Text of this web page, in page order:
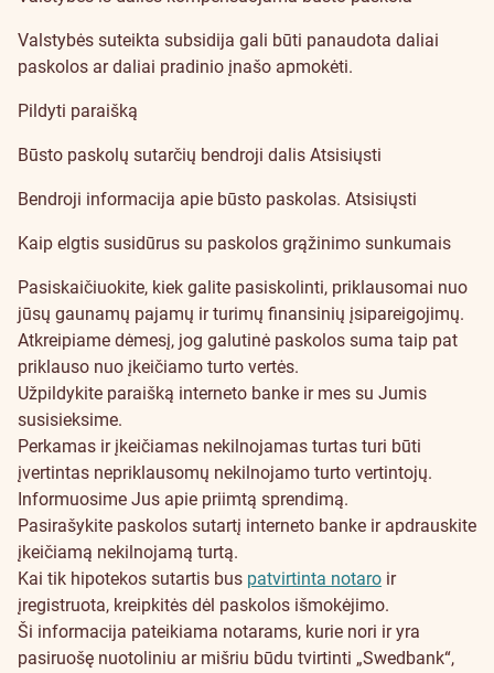
Valstybės suteikta subsidija gali būti panaudota daliai
paskolos ar daliai pradinio įnašo apmokėti.
Pildyti paraišką
Būsto paskolų sutarčių bendroji dalis Atsisiųsti
Bendroji informacija apie būsto paskolas. Atsisiųsti
Kaip elgtis susidūrus su paskolos grąžinimo sunkumais
Pasiskaičiuokite, kiek galite pasiskolinti, priklausomai nuo
jūsų gaunamų pajamų ir turimų finansinių įsipareigojimų.
Atkreipiame dėmesį, jog galutinė paskolos suma taip pat
priklauso nuo įkeičiamo turto vertės.
Užpildykite paraišką interneto banke ir mes su Jumis
susisieksime.
Perkamas ir įkeičiamas nekilnojamas turtas turi būti
įvertintas nepriklausomų nekilnojamo turto vertintojų.
Informuosime Jus apie priimtą sprendimą.
Pasirašykite paskolos sutartį interneto banke ir apdrauskite
įkeičiamą nekilnojamą turtą.
Kai tik hipotekos sutartis bus patvirtinta notaro ir
įregistruota, kreipkitės dėl paskolos išmokėjimo.
Ši informacija pateikiama notarams, kurie nori ir yra
pasiruošę nuotoliniu ar mišriu būdu tvirtinti „Swedbank“,